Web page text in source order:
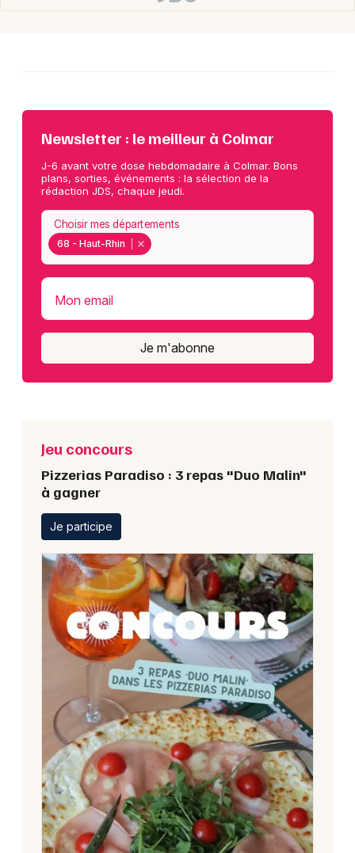
Newsletter : le meilleur à Colmar
J-6 avant votre dose hebdomadaire à Colmar. Bons
plans, sorties, événements : la sélection de la
rédaction JDS, chaque jeudi.
68 - Haut-Rhin
Choisir mes départements
Mon email
Je m'abonne
Jeu concours
Pizzerias Paradiso : 3 repas "Duo Malin"
à gagner
Je participe